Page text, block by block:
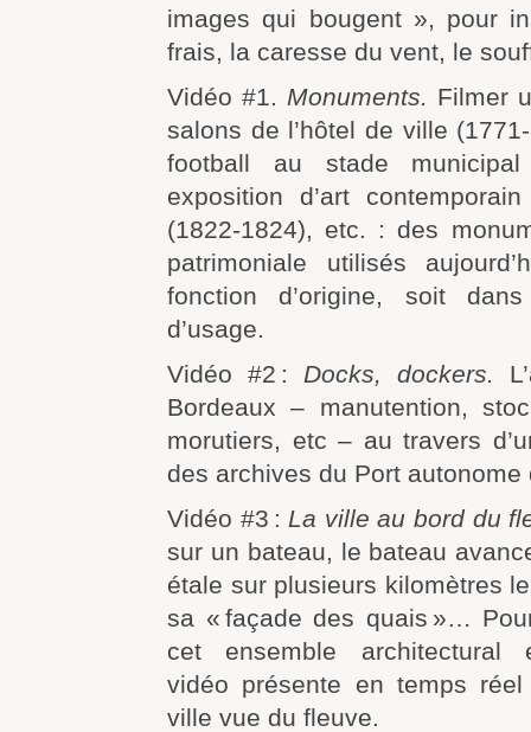
images qui bougent », pour
frais, la caresse du vent, le
Vidéo #1. Monuments. Filmer
salons de l’hôtel de ville
football au stade municipal
exposition d’art
(1822-1824), etc. : des
patrimoniale utilisés
fonction d’origine, soit
d’usage.
Vidéo #2 : Docks, dockers.
Bordeaux – manutention,
morutiers, etc – au travers
des archives du Port autonome
Vidéo #3 : La ville au bord du
sur un bateau, le bateau
étale sur plusieurs kilomètres
sa « façade des quais »…
cet ensemble architectural
vidéo présente en temps
ville vue du fleuve.